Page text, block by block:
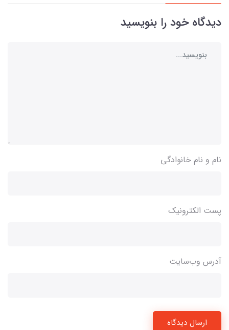
دیدگاه خود را بنویسید
نام و نام خانوادگی
پست الکترونیک
آدرس وب‌سایت
ارسال دیدگاه